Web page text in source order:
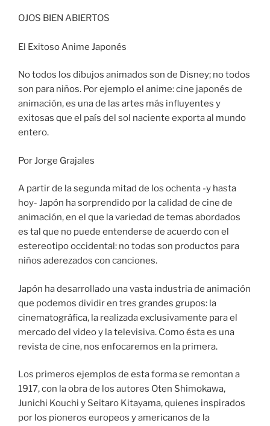
OJOS BIEN ABIERTOS
El Exitoso Anime Japonés
No todos los dibujos animados son de Disney; no todos
son para niños. Por ejemplo el anime: cine japonés de
animación, es una de las artes más influyentes y
exitosas que el país del sol naciente exporta al mundo
entero.
Por Jorge Grajales
A partir de la segunda mitad de los ochenta -y hasta
hoy- Japón ha sorprendido por la calidad de cine de
animación, en el que la variedad de temas abordados
es tal que no puede entenderse de acuerdo con el
estereotipo occidental: no todas son productos para
niños aderezados con canciones.
Japón ha desarrollado una vasta industria de animación
que podemos dividir en tres grandes grupos: la
cinematográfica, la realizada exclusivamente para el
mercado del video y la televisiva. Como ésta es una
revista de cine, nos enfocaremos en la primera.
Los primeros ejemplos de esta forma se remontan a
1917, con la obra de los autores Oten Shimokawa,
Junichi Kouchi y Seitaro Kitayama, quienes inspirados
por los pioneros europeos y americanos de la